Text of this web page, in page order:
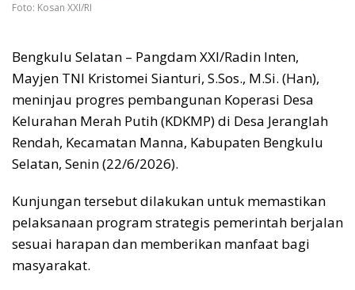
Foto: Kosan XXI/RI
Bengkulu Selatan – Pangdam XXI/Radin Inten,
Mayjen TNI Kristomei Sianturi, S.Sos., M.Si. (Han),
meninjau progres pembangunan Koperasi Desa
Kelurahan Merah Putih (KDKMP) di Desa Jeranglah
Rendah, Kecamatan Manna, Kabupaten Bengkulu
Selatan, Senin (22/6/2026).
Kunjungan tersebut dilakukan untuk memastikan
pelaksanaan program strategis pemerintah berjalan
sesuai harapan dan memberikan manfaat bagi
masyarakat.